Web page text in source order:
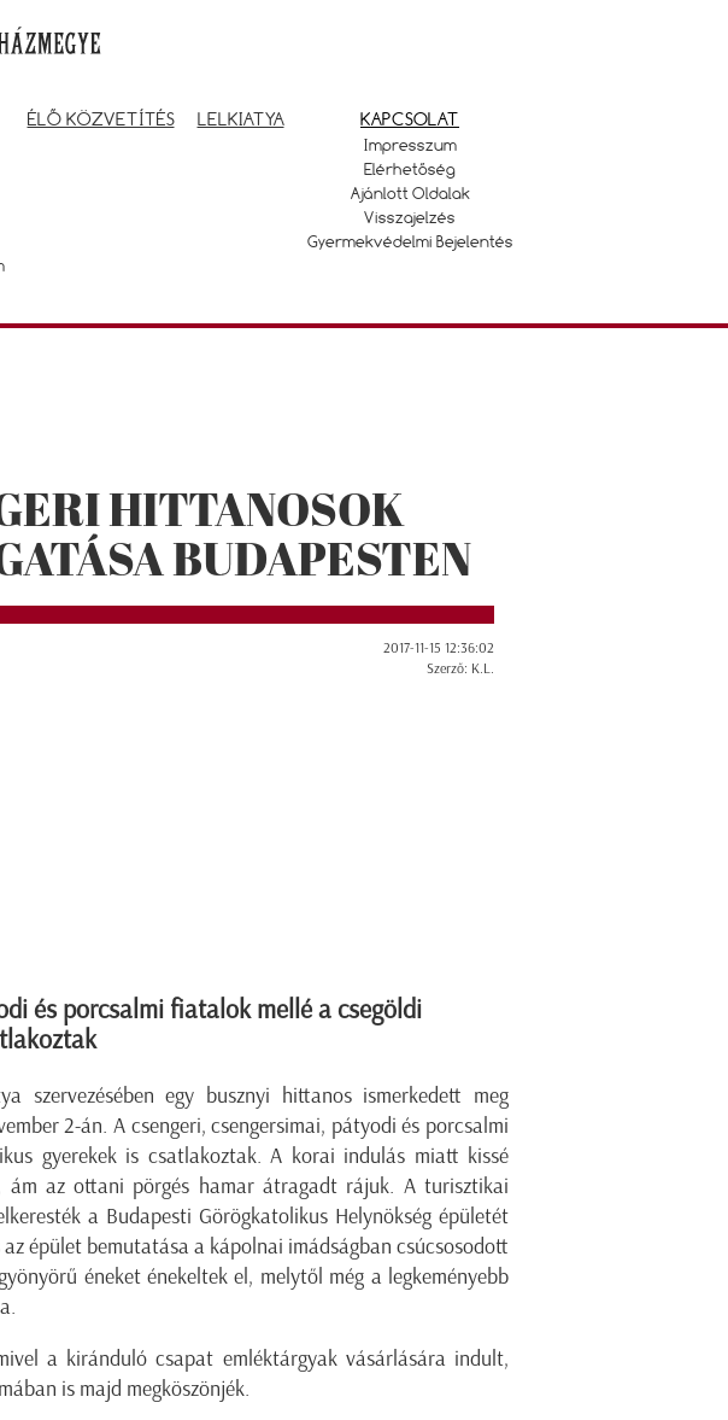
ÉLŐ KÖZVETÍTÉS LELKIATYA KAPCSOLAT
Impresszum
Elérhetőség
Ajánlott Oldalak
Visszajelzés
Gyermekvédelmi Bejelentés
HITTANOSOK
BUDAPESTEN
2017-11-15 12:36:02
Szerző: K.L.
és porcsalmi fiatalok mellé a csegöldi
szervezésében egy busznyi hittanos ismerkedett meg
2-án. A csengeri, csengersimai, pátyodi és porcsalmi
gyerekek is csatlakoztak. A korai indulás miatt kissé
ám az ottani pörgés hamar átragadt rájuk. A turisztikai
a Budapesti Görögkatolikus Helynökség épületét
épület bemutatása a kápolnai imádságban csúcsosodott
éneket énekeltek el, melytől még a legkeményebb
a kiránduló csapat emléktárgyak vásárlására indult,
is majd megköszönjék.